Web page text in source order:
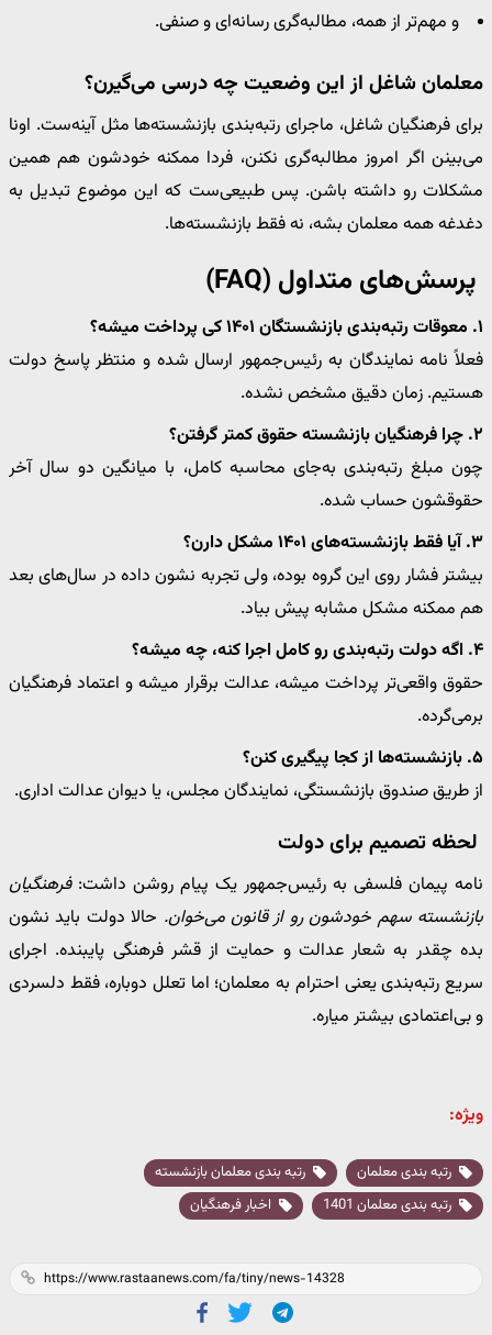
و مهم‌تر از همه، مطالبه‌گری رسانه‌ای و صنفی.
معلمان شاغل از این وضعیت چه درسی می‌گیرن؟
برای فرهنگیان شاغل، ماجرای رتبه‌بندی بازنشسته‌ها مثل آینه‌ست. اونا
می‌بینن اگر امروز مطالبه‌گری نکنن، فردا ممکنه خودشون هم همین
مشکلات رو داشته باشن. پس طبیعی‌ست که این موضوع تبدیل به
دغدغه همه معلمان بشه، نه فقط بازنشسته‌ها.
پرسش‌های متداول (FAQ)
۱. معوقات رتبه‌بندی بازنشستگان ۱۴۰۱ کی پرداخت میشه؟
فعلاً نامه نمایندگان به رئیس‌جمهور ارسال شده و منتظر پاسخ دولت
هستیم. زمان دقیق مشخص نشده.
۲. چرا فرهنگیان بازنشسته حقوق کمتر گرفتن؟
چون مبلغ رتبه‌بندی به‌جای محاسبه کامل، با میانگین دو سال آخر
حقوقشون حساب شده.
۳. آیا فقط بازنشسته‌های ۱۴۰۱ مشکل دارن؟
بیشتر فشار روی این گروه بوده، ولی تجربه نشون داده در سال‌های بعد
هم ممکنه مشکل مشابه پیش بیاد.
۴. اگه دولت رتبه‌بندی رو کامل اجرا کنه، چه میشه؟
حقوق واقعی‌تر پرداخت میشه، عدالت برقرار میشه و اعتماد فرهنگیان
برمی‌گرده.
۵. بازنشسته‌ها از کجا پیگیری کنن؟
از طریق صندوق بازنشستگی، نمایندگان مجلس، یا دیوان عدالت اداری.
لحظه تصمیم برای دولت
نامه پیمان فلسفی به رئیس‌جمهور یک پیام روشن داشت:فرهنگیان
بازنشسته سهم خودشون رو از قانون می‌خوان. حالا دولت باید نشون
بده چقدر به شعار عدالت و حمایت از قشر فرهنگی پایبنده. اجرای
سریع رتبه‌بندی یعنی احترام به معلمان؛ اما تعلل دوباره، فقط دلسردی
و بی‌اعتمادی بیشتر میاره.
ویژه:
رتبه بندی معلمان
رتبه بندی معلمان بازنشسته
رتبه بندی معلمان 1401
اخبار فرهنگیان